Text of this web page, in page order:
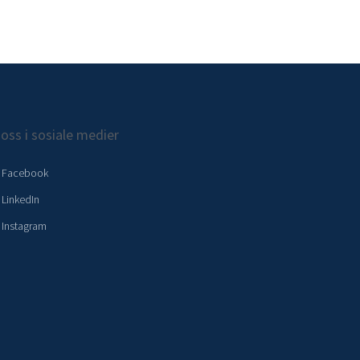
i sosiale medier
Facebook
LinkedIn
Instagram